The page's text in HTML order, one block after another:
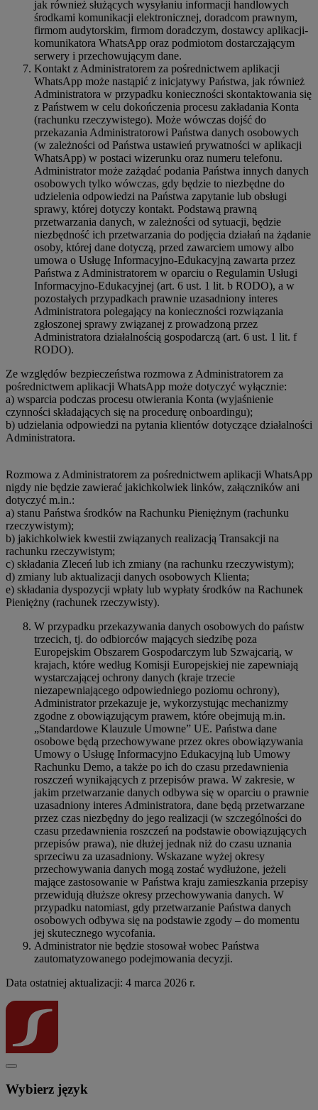
jak również służących wysyłaniu informacji handlowych
środkami komunikacji elektronicznej, doradcom prawnym,
firmom audytorskim, firmom doradczym, dostawcy aplikacji-
komunikatora WhatsApp oraz podmiotom dostarczającym
serwery i przechowującym dane.
Kontakt z Administratorem za pośrednictwem aplikacji
WhatsApp może nastąpić z inicjatywy Państwa, jak również
Administratora w przypadku konieczności skontaktowania się
z Państwem w celu dokończenia procesu zakładania Konta
(rachunku rzeczywistego). Może wówczas dojść do
przekazania Administratorowi Państwa danych osobowych
(w zależności od Państwa ustawień prywatności w aplikacji
WhatsApp) w postaci wizerunku oraz numeru telefonu.
Administrator może zażądać podania Państwa innych danych
osobowych tylko wówczas, gdy będzie to niezbędne do
udzielenia odpowiedzi na Państwa zapytanie lub obsługi
sprawy, której dotyczy kontakt. Podstawą prawną
przetwarzania danych, w zależności od sytuacji, będzie
niezbędność ich przetwarzania do podjęcia działań na żądanie
osoby, której dane dotyczą, przed zawarciem umowy albo
umowa o Usługę Informacyjno-Edukacyjną zawarta przez
Państwa z Administratorem w oparciu o Regulamin Usługi
Informacyjno-Edukacyjnej (art. 6 ust. 1 lit. b RODO), a w
pozostałych przypadkach prawnie uzasadniony interes
Administratora polegający na konieczności rozwiązania
zgłoszonej sprawy związanej z prowadzoną przez
Administratora działalnością gospodarczą (art. 6 ust. 1 lit. f
RODO).
Ze względów bezpieczeństwa rozmowa z Administratorem za
pośrednictwem aplikacji WhatsApp może dotyczyć wyłącznie:
a) wsparcia podczas procesu otwierania Konta (wyjaśnienie
czynności składających się na procedurę onboardingu);
b) udzielania odpowiedzi na pytania klientów dotyczące działalności
Administratora.
Rozmowa z Administratorem za pośrednictwem aplikacji WhatsApp
nigdy nie będzie zawierać jakichkolwiek linków, załączników ani
dotyczyć m.in.:
a) stanu Państwa środków na Rachunku Pieniężnym (rachunku
rzeczywistym);
b) jakichkolwiek kwestii związanych realizacją Transakcji na
rachunku rzeczywistym;
c) składania Zleceń lub ich zmiany (na rachunku rzeczywistym);
d) zmiany lub aktualizacji danych osobowych Klienta;
e) składania dyspozycji wpłaty lub wypłaty środków na Rachunek
Pieniężny (rachunek rzeczywisty).
W przypadku przekazywania danych osobowych do państw
trzecich, tj. do odbiorców mających siedzibę poza
Europejskim Obszarem Gospodarczym lub Szwajcarią, w
krajach, które według Komisji Europejskiej nie zapewniają
wystarczającej ochrony danych (kraje trzecie
niezapewniającego odpowiedniego poziomu ochrony),
Administrator przekazuje je, wykorzystując mechanizmy
zgodne z obowiązującym prawem, które obejmują m.in.
„Standardowe Klauzule Umowne” UE. Państwa dane
osobowe będą przechowywane przez okres obowiązywania
Umowy o Usługę Informacyjno Edukacyjną lub Umowy
Rachunku Demo, a także po ich do czasu przedawnienia
roszczeń wynikających z przepisów prawa. W zakresie, w
jakim przetwarzanie danych odbywa się w oparciu o prawnie
uzasadniony interes Administratora, dane będą przetwarzane
przez czas niezbędny do jego realizacji (w szczególności do
czasu przedawnienia roszczeń na podstawie obowiązujących
przepisów prawa), nie dłużej jednak niż do czasu uznania
sprzeciwu za uzasadniony. Wskazane wyżej okresy
przechowywania danych mogą zostać wydłużone, jeżeli
mające zastosowanie w Państwa kraju zamieszkania przepisy
przewidują dłuższe okresy przechowywania danych. W
przypadku natomiast, gdy przetwarzanie Państwa danych
osobowych odbywa się na podstawie zgody – do momentu
jej skutecznego wycofania.
Administrator nie będzie stosował wobec Państwa
zautomatyzowanego podejmowania decyzji.
Data ostatniej aktualizacji: 4 marca 2026 r.
Wybierz język